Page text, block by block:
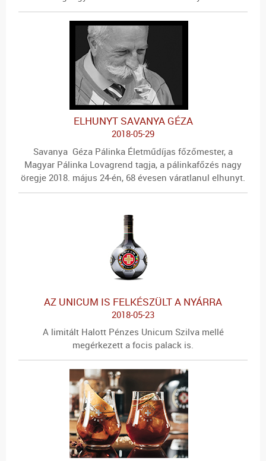
ELHUNYT SAVANYA GÉZA
2018-05-29
Savanya Géza Pálinka Életműdíjas főzőmester, a
Magyar Pálinka Lovagrend tagja, a pálinkafőzés nagy
öregje 2018. május 24-én, 68 évesen váratlanul elhunyt.
AZ UNICUM IS FELKÉSZÜLT A NYÁRRA
2018-05-23
A limitált Halott Pénzes Unicum Szilva mellé
megérkezett a focis palack is.